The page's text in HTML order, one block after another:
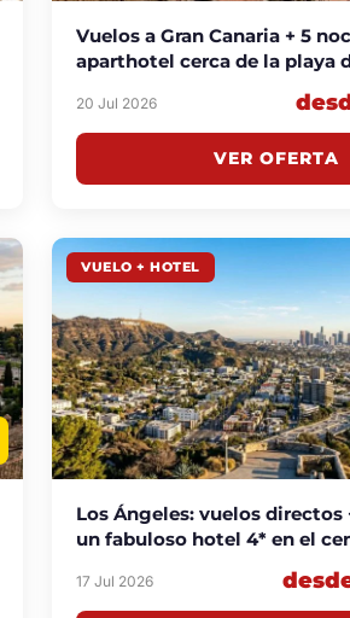
Vuelos a Gran Canaria + 5
aparthotel cerca de la playa
20 Jul 2026
VER OFERTA
VUELO + HOTEL
Los Ángeles: vuelos directos
un fabuloso hotel 4* en el
17 Jul 2026